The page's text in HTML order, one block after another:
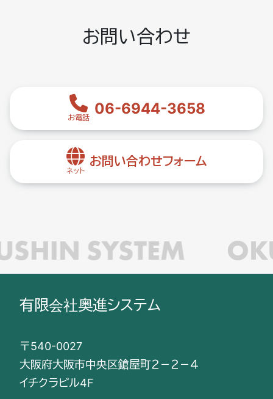
お問い合わせ
お電話
06-6944-3658
ネット
お問い合わせフォーム
SYSTEM
有限会社奥進システム
〒540-0027
大阪府大阪市中央区鎗屋町２－２－４
イチクラビル4F